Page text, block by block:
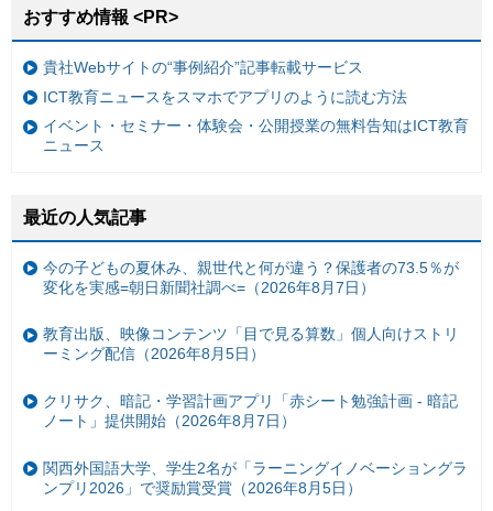
おすすめ情報 <PR>
貴社Webサイトの“事例紹介”記事転載サービス
ICT教育ニュースをスマホでアプリのように読む方法
イベント・セミナー・体験会・公開授業の無料告知はICT教育
ニュース
最近の人気記事
今の子どもの夏休み、親世代と何が違う？保護者の73.5％が
変化を実感=朝日新聞社調べ=（2026年8月7日）
教育出版、映像コンテンツ「目で見る算数」個人向けストリ
ーミング配信（2026年8月5日）
クリサク、暗記・学習計画アプリ「赤シート勉強計画 - 暗記
ノート」提供開始（2026年8月7日）
関西外国語大学、学生2名が「ラーニングイノベーショングラ
ンプリ2026」で奨励賞受賞（2026年8月5日）